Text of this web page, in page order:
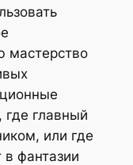
мастерство
главный
или где
в фантазии